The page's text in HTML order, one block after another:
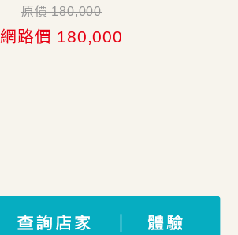
原價 180,000
網路價 180,000